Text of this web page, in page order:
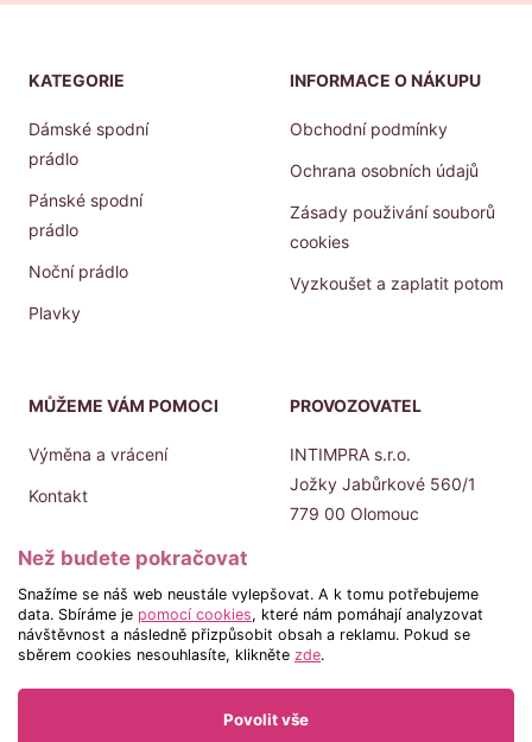
KATEGORIE
Dámské spodní
prádlo
Pánské spodní
prádlo
Noční prádlo
Plavky
INFORMACE O NÁKUPU
Obchodní podmínky
Ochrana osobních údajů
Zásady použivání souborů
cookies
Vyzkoušet a zaplatit potom
MŮŽEME VÁM POMOCI
Výměna a vrácení
Kontakt
PROVOZOVATEL
INTIMPRA s.r.o.
Jožky Jabůrkové 560/1
779 00 Olomouc
DIČ: CZ 019 45 432
Než budete pokračovat
Snažíme se náš web neustále vylepšovat. A k tomu potřebujeme
data. Sbíráme je pomocí cookies, které nám pomáhají analyzovat
návštěvnost a následně přizpůsobit obsah a reklamu. Pokud se
sběrem cookies nesouhlasíte, klikněte zde.
Povolit vše